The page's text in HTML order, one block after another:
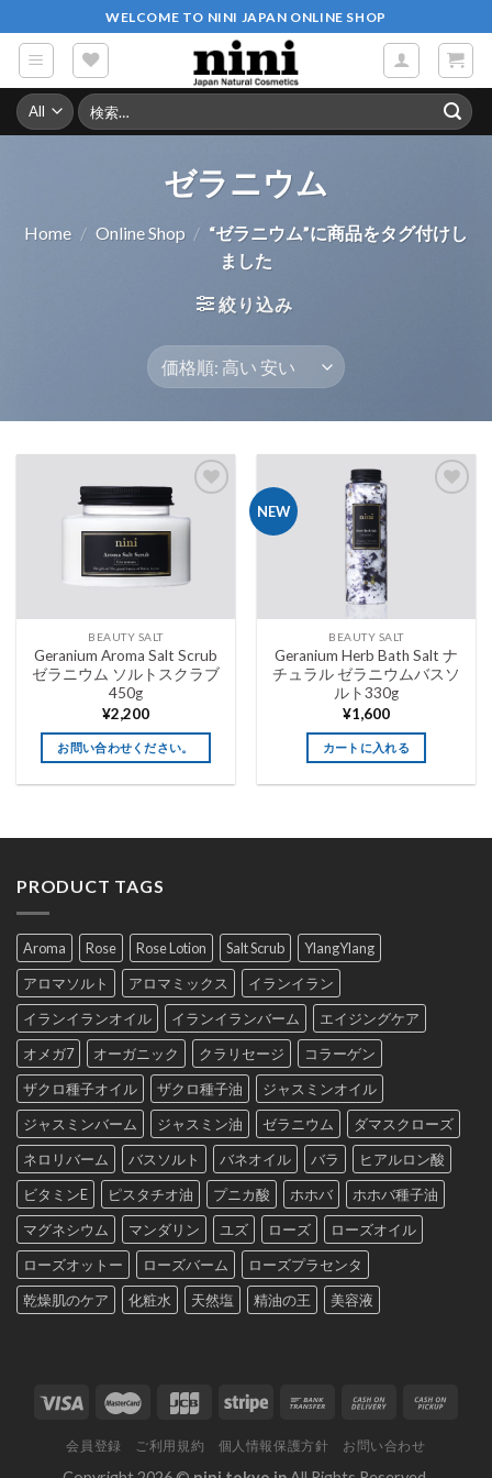
to
content
WELCOME TO NINI JAPAN ONLINE SHOP
検
索
ゼラニウム
Home / Online Shop / “ゼラニウム”に商品をタグ付けし
ました
絞り込み
BEAUTY SALT
Geranium Aroma Salt Scrub
ゼラニウム ソルトスクラブ
450g
¥2,200
お問い合わせください。
NEW
BEAUTY SALT
Geranium Herb Bath Salt ナ
チュラル ゼラニウムバスソ
ルト330g
¥1,600
カートに入れる
PRODUCT TAGS
Aroma Rose Rose Lotion Salt Scrub
YlangYlang
アロマソルト
アロマミックス
イランイラン
イランイランオイル
イランイランバーム
エイジングケア
オメガ7
オーガニック クラリセージ
コラーゲン
ザクロ種子オイル
ザクロ種子油
ジャスミンオイル
ジャスミンバーム
ジャスミン油 ゼラニウム
ダマスクローズ
ネロリバーム
バスソルト バネオイル バラ
ヒアルロン酸
ビタミンE
ピスタチオ油 プニカ酸 ホホバ
ホホバ種子油
マグネシウム
マンダリン ユズ ローズ
ローズオイル
ローズオットー
ローズバーム
ローズプラセンタ
乾燥肌のケア
化粧水 天然塩 精油の王 美容液
会員登録 ご利用規約 個人情報保護方針 お問い合わせ